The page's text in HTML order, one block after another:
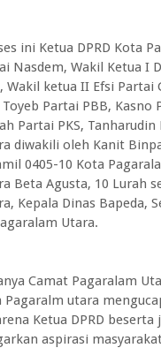
ini Ketua DPRD Kota
Nasdem, Wakil Ketua I
Wakil ketua II Efsi Partai
Toyeb Partai PBB,
Partai PKS, Tanharudin
diwakili oleh Kanit
0405-10 Kota
Beta Agusta, 10 Lurah
Kepala Dinas Bapeda,
Utara.
Camat Pagaralam
Pagaralm utara
Ketua DPRD
aspirasi